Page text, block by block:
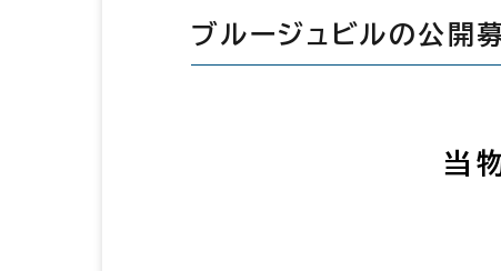
ブルージュビルの公開
当